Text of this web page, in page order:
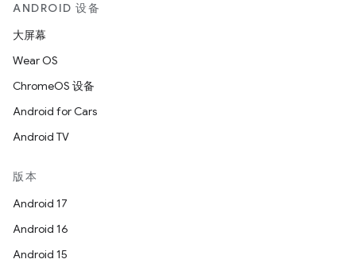
ANDROID 设备
大屏幕
Wear OS
ChromeOS 设备
Android for Cars
Android TV
版本
Android 17
Android 16
Android 15